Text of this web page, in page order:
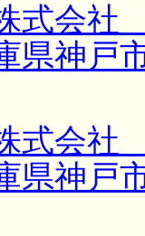
式会
県神戸
式会
県神戸